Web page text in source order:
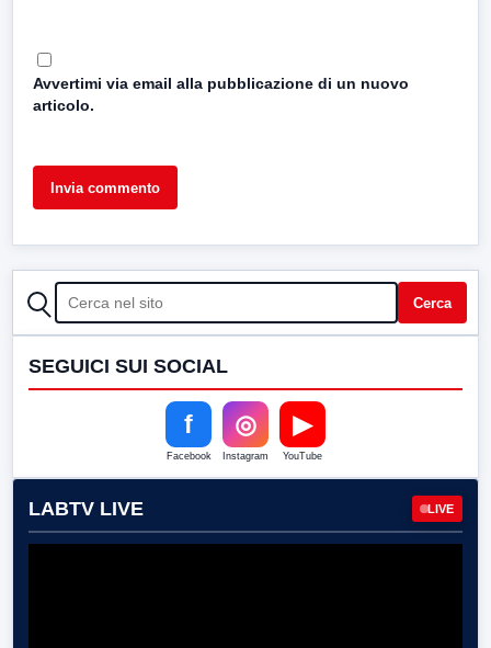
Avvertimi via email alla pubblicazione di un nuovo
articolo.
CERCA Cerca
SEGUICI SUI SOCIAL
f
Facebook
◎
Instagram
▶
YouTube
LABTV LIVE LIVE